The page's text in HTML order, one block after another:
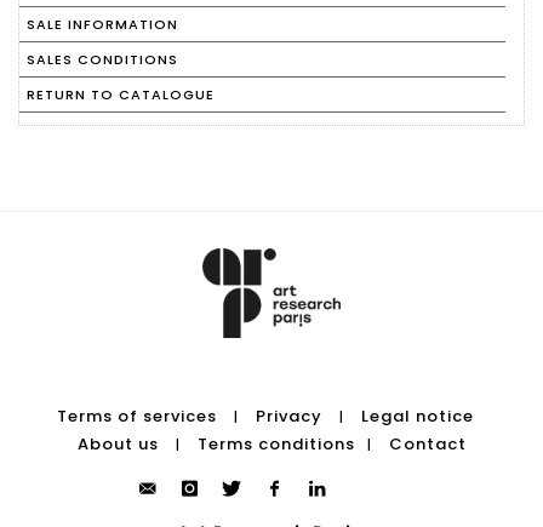
SALE INFORMATION
SALES CONDITIONS
RETURN TO CATALOGUE
Terms of services | Privacy |
Legal notice
About us
| Terms conditions | Contact